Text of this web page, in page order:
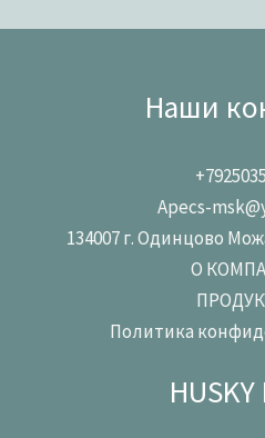
Наши
Apecs-
134007 г. Одинцово
О
Политика